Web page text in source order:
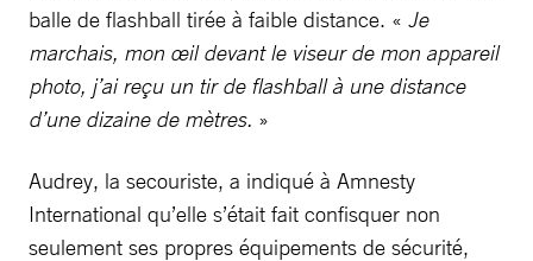
balle de flashball tirée à faible distance. « Je
marchais, mon œil devant le viseur de mon appareil
photo, j’ai reçu un tir de flashball à une distance
d’une dizaine de mètres. »
Audrey, la secouriste, a indiqué à Amnesty
International qu’elle s’était fait confisquer non
seulement ses propres équipements de sécurité,